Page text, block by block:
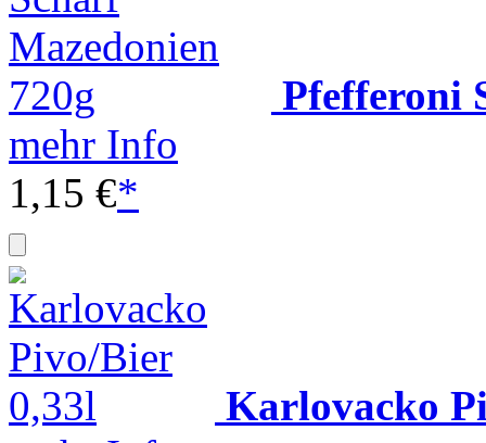
Pfefferoni
mehr Info
1,15 €*
Karlovacko